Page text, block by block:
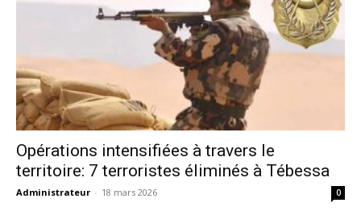
Opérations intensifiées à travers le
territoire: 7 terroristes éliminés à Tébessa
Administrateur - 18 mars 2026 0